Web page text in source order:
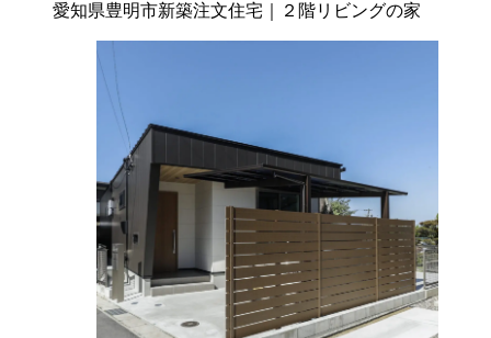
愛知県豊明市新築注文住宅｜２階リビングの家